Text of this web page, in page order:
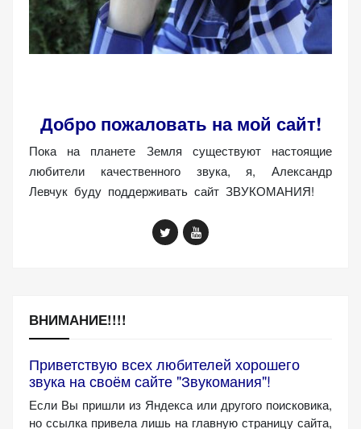
Добро пожаловать на мой сайт!
Пока на планете Земля существуют настоящие
любители качественного звука, я, Александр
Левчук буду поддерживать сайт ЗВУКОМАНИЯ!
ВНИМАНИЕ!!!!
Приветствую всех любителей хорошего
звука на своём сайте "Звукомания"!
Если Вы пришли из Яндекса или другого поисковика,
но ссылка привела лишь на главную страницу сайта,
(Яндекс.Метрика).
Анонимно, без
персональных
Маркетинговые
(реклама)
Яндекс.Директ:
персонализированная
реклама на основе
сайта, вы повышаете
персонализированного
контента и
предложений.